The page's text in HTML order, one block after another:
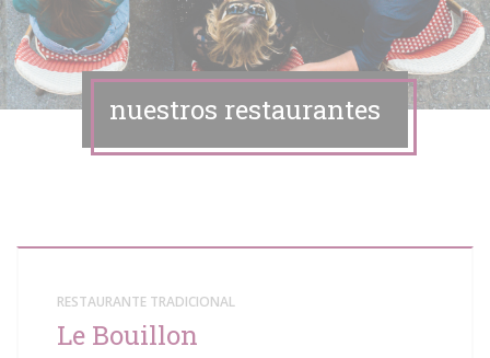
nuestros restaurantes
RESTAURANTE TRADICIONAL
Le Bouillon